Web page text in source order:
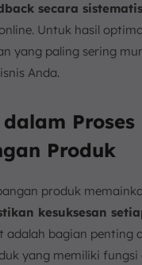
secara
Untuk hasil
yang paling sering
Anda.
Proses
Produk
produk
kesuksesan
adalah bagian penting
yang memiliki fungsi